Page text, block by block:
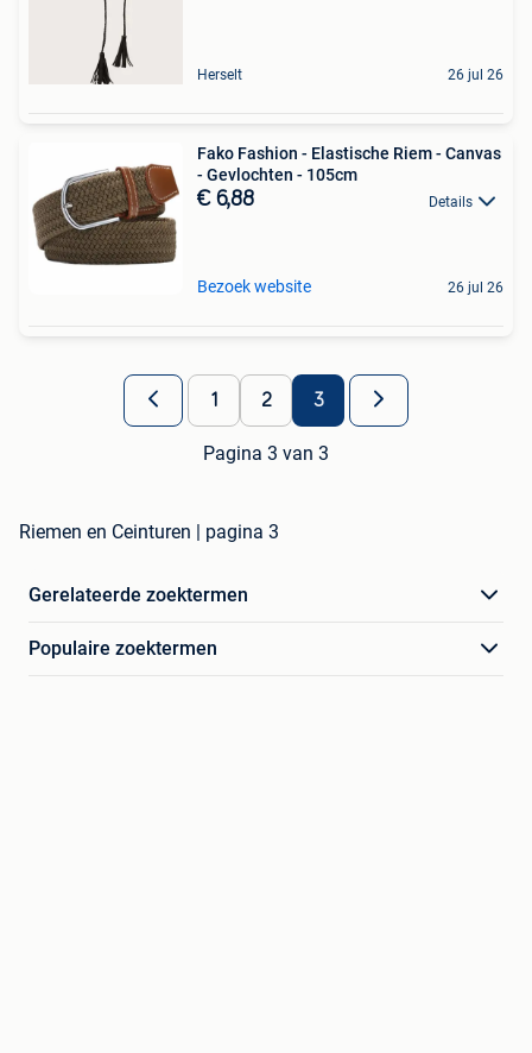
Herselt 26 jul 26
Fako Fashion - Elastische Riem - Canvas
- Gevlochten - 105cm
€ 6,88 Details
Bezoek website 26 jul 26
1 2 3
Pagina 3 van 3
Riemen en Ceinturen | pagina 3
Gerelateerde zoektermen
Populaire zoektermen